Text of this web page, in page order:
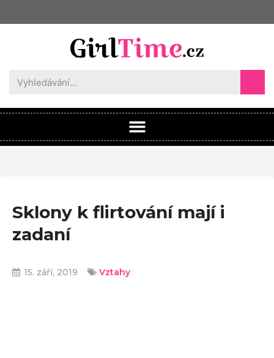
Sklony k flirtování mají i
zadaní
15. září, 2019 Vztahy